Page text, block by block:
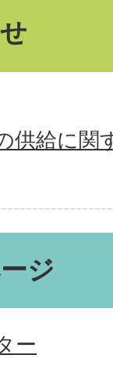
供給に関
ジ
ー